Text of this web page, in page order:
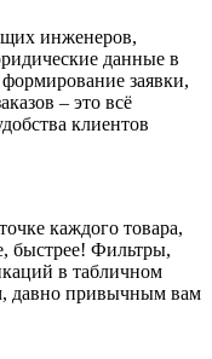
инженеров,
данные в
заявки,
– это всё
клиентов
каждого товара,
быстрее! Фильтры,
в табличном
давно привычным вам